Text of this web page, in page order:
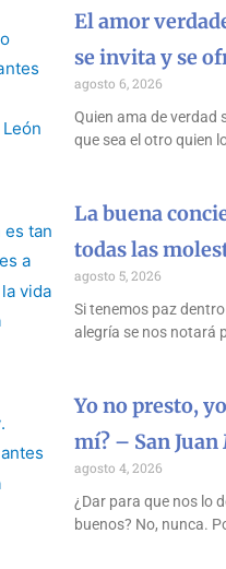
El amor
se invita y se
agosto 6, 2026
Quien ama de verdad
que sea el otro quien
La buena
todas las
agosto 5, 2026
Si tenemos paz
alegría se nos notará
Yo no presto,
mí? – San
agosto 4, 2026
¿Dar para que nos lo
buenos? No, nunca.